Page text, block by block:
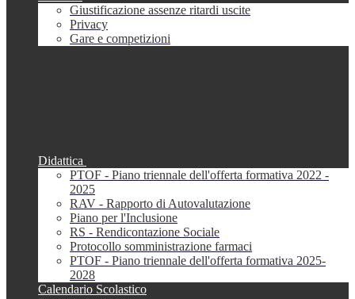
Giustificazione assenze ritardi uscite
Privacy
Gare e competizioni
Didattica
PTOF - Piano triennale dell'offerta formativa 2022 -
2025
RAV - Rapporto di Autovalutazione
Piano per l'Inclusione
RS - Rendicontazione Sociale
Protocollo somministrazione farmaci
PTOF - Piano triennale dell'offerta formativa 2025-
2028
Calendario Scolastico